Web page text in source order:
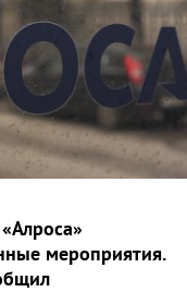
мероприятия.